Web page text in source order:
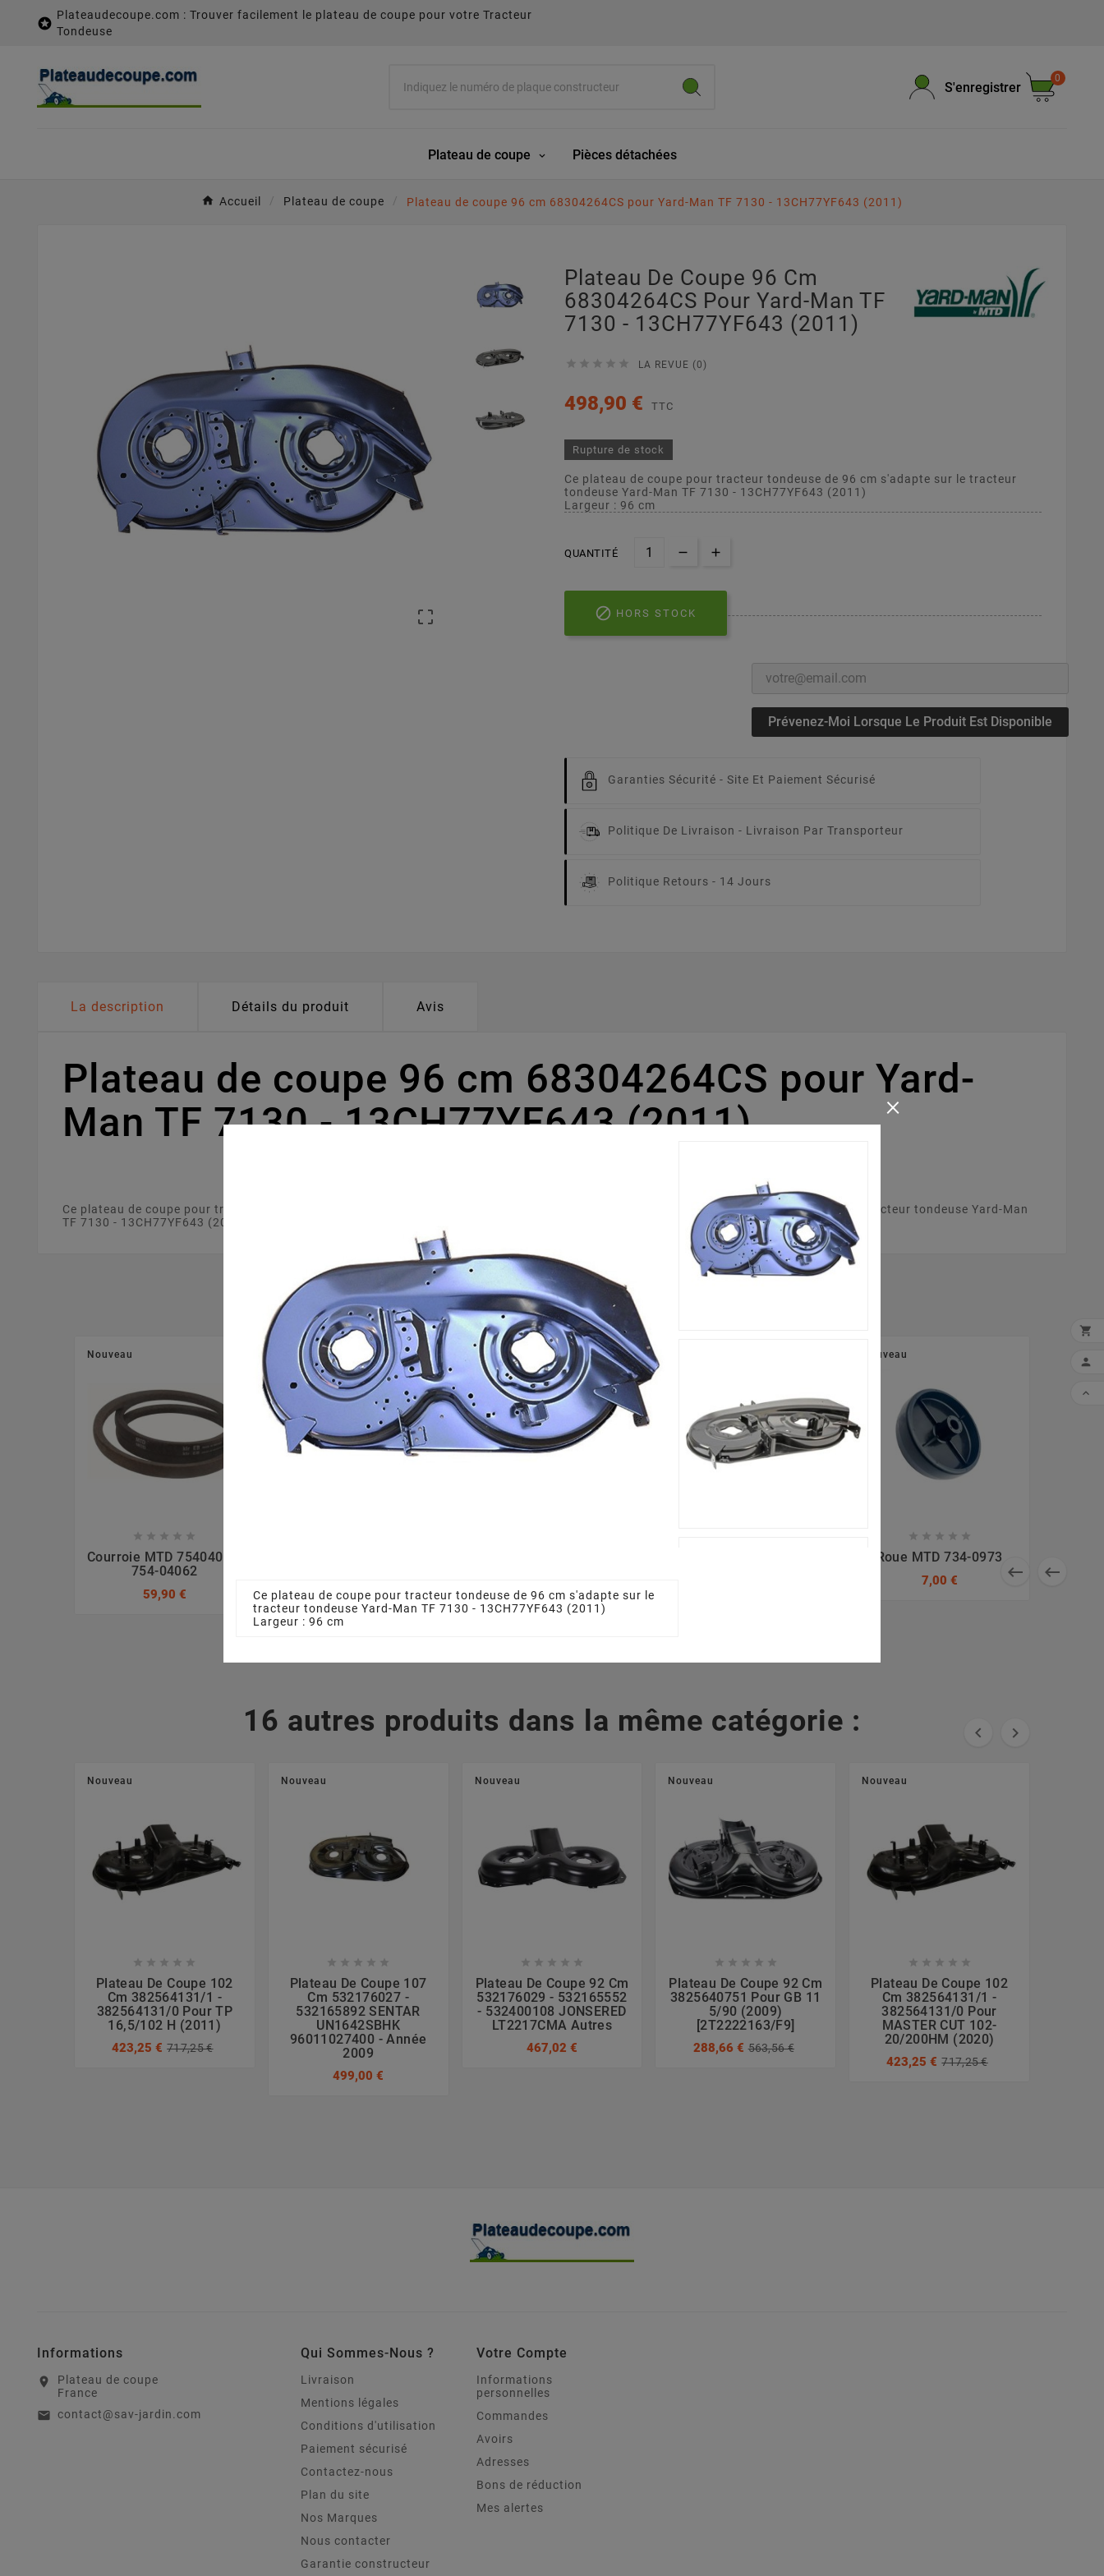

Plateaudecoupe.com : Trouver facilement le plateau de coupe pour votre Tracteur
Tondeuse
S'enregistrer
0
Plateau de coupe Pièces détachées
Accueil Plateau de coupe Plateau de coupe 96 cm 68304264CS pour Yard-Man TF 7130 - 13CH77YF643 (2011)

Plateau De Coupe 96 Cm
68304264CS Pour Yard-Man TF
7130 - 13CH77YF643 (2011)
     LA REVUE (0)
498,90 € TTC
Rupture de stock
Ce plateau de coupe pour tracteur tondeuse de 96 cm s'adapte sur le tracteur
tondeuse Yard-Man TF 7130 - 13CH77YF643 (2011)
Largeur : 96 cm
QUANTITÉ
 HORS STOCK
Prévenez-Moi Lorsque Le Produit Est Disponible
Garanties Sécurité - Site Et Paiement Sécurisé
Politique De Livraison - Livraison Par Transporteur
Politique Retours - 14 Jours
La description Détails du produit Avis
Plateau de coupe 96 cm 68304264CS pour Yard-
Man TF 7130 - 13CH77YF643 (2011)
Ce plateau de coupe pour tracteur tondeuse de 96 cm s'adapte sur le tracteur tondeuse Yard-Man TF 7130 - 13CH77YF643 (2011) .Votre tracteur tondeuse Yard-Man
TF 7130 - 13CH77YF643 (2011) . Ce plateau de coupe est fabriqué à partir d'un matériau solide et résistant.
Accessoires
 
Nouveau
    
Courroie MTD 75404062,
754-04062
59,90 €
Nouveau
3,17 €
Nouveau
28,58 €
Nouveau
    
Roue MTD 734-0973
7,00 €
16 autres produits dans la même catégorie :  
Nouveau
    
Plateau De Coupe 102
Cm 382564131/1 -
382564131/0 Pour TP
16,5/102 H (2011)
423,25 € 717,25 €
Nouveau
    
Plateau De Coupe 107
Cm 532176027 -
532165892 SENTAR
UN1642SBHK
96011027400 - Année
2009
499,00 €
Nouveau
    
Plateau De Coupe 92 Cm
532176029 - 532165552
- 532400108 JONSERED
LT2217CMA Autres
467,02 €
Nouveau
    
Plateau De Coupe 92 Cm
3825640751 Pour GB 11
5/90 (2009)
[2T2222163/F9]
288,66 € 563,56 €
Nouveau
    
Plateau De Coupe 102
Cm 382564131/1 -
382564131/0 Pour
MASTER CUT 102-
20/200HM (2020)
423,25 € 717,25 €
×
Ce plateau de coupe pour tracteur tondeuse de 96 cm s'adapte sur le
tracteur tondeuse Yard-Man TF 7130 - 13CH77YF643 (2011)
Largeur : 96 cm
Informations
location_on
Plateau de coupe
France
email contact@sav-jardin.com
Qui Sommes-Nous ?
Livraison
Mentions légales
Conditions d'utilisation
Paiement sécurisé
Contactez-nous
Plan du site
Nos Marques
Nous contacter
Garantie constructeur
Votre Compte
Informations
personnelles
Commandes
Avoirs
Adresses
Bons de réduction
Mes alertes


